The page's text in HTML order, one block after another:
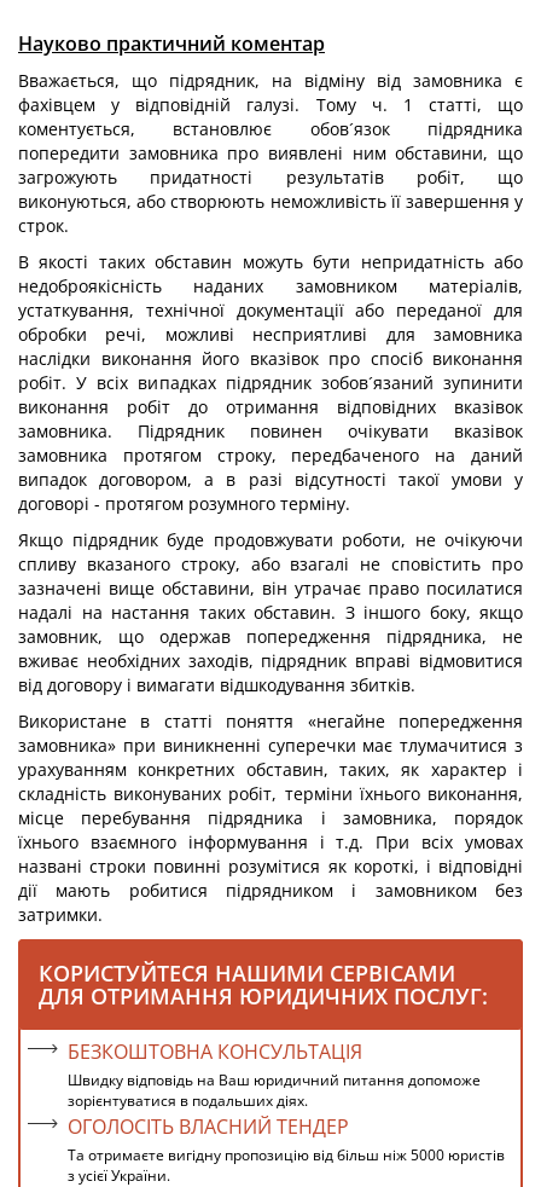
Науково практичний коментар
Вважається, що підрядник, на відміну від замовника є
фахівцем у відповідній галузі. Тому ч. 1 статті, що
коментується, встановлює обов´язок підрядника
попередити замовника про виявлені ним обставини, що
загрожують придатності результатів робіт, що
виконуються, або створюють неможливість її завершення у
строк.
В якості таких обставин можуть бути непридатність або
недоброякісність наданих замовником матеріалів,
устаткування, технічної документації або переданої для
обробки речі, можливі несприятливі для замовника
наслідки виконання його вказівок про спосіб виконання
робіт. У всіх випадках підрядник зобов´язаний зупинити
виконання робіт до отримання відповідних вказівок
замовника. Підрядник повинен очікувати вказівок
замовника протягом строку, передбаченого на даний
випадок договором, а в разі відсутності такої умови у
договорі - протягом розумного терміну.
Якщо підрядник буде продовжувати роботи, не очікуючи
спливу вказаного строку, або взагалі не сповістить про
зазначені вище обставини, він утрачає право посилатися
надалі на настання таких обставин. З іншого боку, якщо
замовник, що одержав попередження підрядника, не
вживає необхідних заходів, підрядник вправі відмовитися
від договору і вимагати відшкодування збитків.
Використане в статті поняття «негайне попередження
замовника» при виникненні суперечки має тлумачитися з
урахуванням конкретних обставин, таких, як характер і
складність виконуваних робіт, терміни їхнього виконання,
місце перебування підрядника і замовника, порядок
їхнього взаємного інформування і т.д. При всіх умовах
названі строки повинні розумітися як короткі, і відповідні
дії мають робитися підрядником і замовником без
затримки.
КОРИСТУЙТЕСЯ НАШИМИ СЕРВІСАМИ
ДЛЯ ОТРИМАННЯ ЮРИДИЧНИХ ПОСЛУГ:
БЕЗКОШТОВНА КОНСУЛЬТАЦІЯ
Швидку відповідь на Ваш юридичний питання допоможе
зорієнтуватися в подальших діях.
ОГОЛОСІТЬ ВЛАСНИЙ ТЕНДЕР
Та отримаєте вигідну пропозицію від більш ніж 5000 юристів
з усієї України.